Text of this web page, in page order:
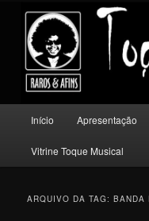
conteúdo
principal
conteúdo
secundário
Toque
Um lugar para quem escuta
principal
Início Apresentação
Vitrine Toque Musical
ARQUIVO DA TAG:BANDA